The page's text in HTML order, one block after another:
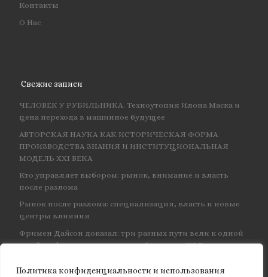
Политика конфиденциальности и использования
Контакты
О Нас
Свежие записи
ЧЕЛОВЕК У РУБИЛЬНИКА. Техноутопия Илона Маска и
цена перехода в машинное будущее
АВТОРСКАЯ НАУКА КАК ИСТОРИЧЕСКАЯ ФОРМА
ПРОИЗВОДСТВА ЗНАНИЯ И ИНСТИТУЦИОНАЛЬНАЯ
МОДЕЛЬ XXI ВЕКА
Кто управляет выбором: рынок, внимание и власть
после разлома
Рынок после разлома: специализация, власть и новые
центры влияния
Фримен Дайсон доказал: три разных пути вели к одной
и той же физике — и навсегда объединил КЭД